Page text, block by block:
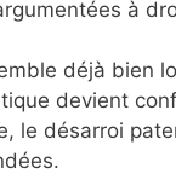
à
déjà bien
devient
le désarroi